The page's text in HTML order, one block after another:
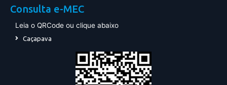
Consulta e-MEC
Leia o QRCode ou clique abaixo
Caçapava